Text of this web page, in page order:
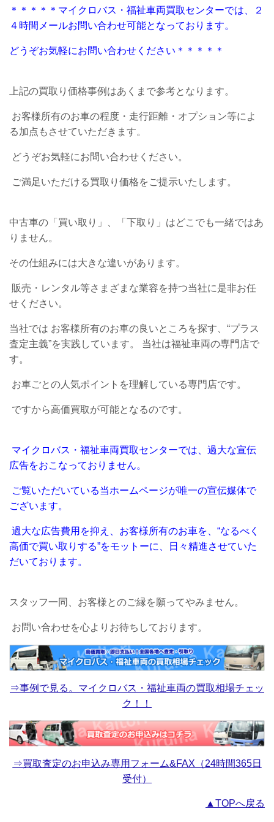
＊＊＊＊＊マイクロバス・福祉車両買取センターでは、２
４時間メールお問い合わせ可能となっております。
どうぞお気軽にお問い合わせください＊＊＊＊＊
上記の買取り価格事例はあくまで参考となります。
お客様所有のお車の程度・走行距離・オプション等によ
る加点もさせていただきます。
どうぞお気軽にお問い合わせください。
ご満足いただける買取り価格をご提示いたします。
中古車の「買い取り」、「下取り」はどこでも一緒ではあ
りません。
その仕組みには大きな違いがあります。
販売・レンタル等さまざまな業容を持つ当社に是非お任
せください。
当社では お客様所有のお車の良いところを探す、“プラス
査定主義”を実践しています。 当社は福祉車両の専門店で
す。
お車ごとの人気ポイントを理解している専門店です。
ですから高価買取が可能となるのです。
マイクロバス・福祉車両買取センターでは、過大な宣伝
広告をおこなっておりません。
ご覧いただいている当ホームページが唯一の宣伝媒体で
ございます。
過大な広告費用を抑え、お客様所有のお車を、“なるべく
高価で買い取りする”をモットーに、日々精進させていた
だいております。
スタッフ一同、お客様とのご縁を願ってやみません。
お問い合わせを心よりお待ちしております。
⇒事例で見る。マイクロバス・福祉車両の買取相場チェッ
ク！！
⇒買取査定のお申込み専用フォーム&FAX（24時間365日
受付）
▲TOPへ戻る